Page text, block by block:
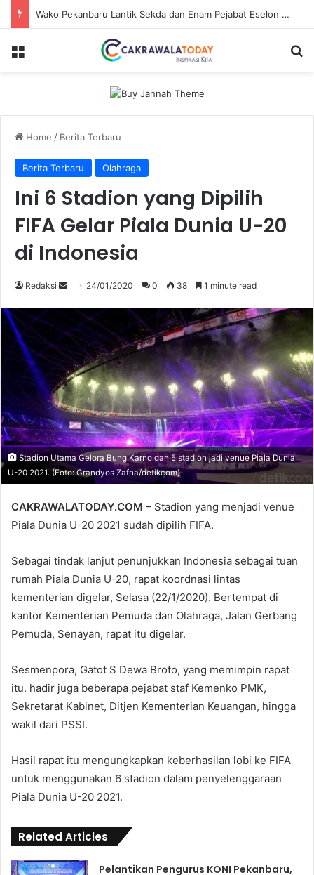
Wako Pekanbaru Lantik Sekda dan Enam Pejabat Eselon Lainnya
Menu
Home / Berita Terbaru
Berita Terbaru Olahraga
Ini 6 Stadion yang Dipilih
FIFA Gelar Piala Dunia U-20
di Indonesia
Redaksi
Send
email
24/01/2020 0 38 1 minute read
Stadion Utama Gelora Bung Karno dan 5 stadion jadi venue Piala Dunia
U-20 2021. (Foto: Grandyos Zafna/detikcom)
CAKRAWALATODAY.COM – Stadion yang menjadi venue
Piala Dunia U-20 2021 sudah dipilih FIFA.
Sebagai tindak lanjut penunjukkan Indonesia sebagai tuan
rumah Piala Dunia U-20, rapat koordnasi lintas
kementerian digelar, Selasa (22/1/2020). Bertempat di
kantor Kementerian Pemuda dan Olahraga, Jalan Gerbang
Pemuda, Senayan, rapat itu digelar.
Sesmenpora, Gatot S Dewa Broto, yang memimpin rapat
itu. hadir juga beberapa pejabat staf Kemenko PMK,
Sekretarat Kabinet, Ditjen Kementerian Keuangan, hingga
wakil dari PSSI.
Hasil rapat itu mengungkapkan keberhasilan lobi ke FIFA
untuk menggunakan 6 stadion dalam penyelenggaraan
Piala Dunia U-20 2021.
Related Articles
Pelantikan Pengurus KONI Pekanbaru,